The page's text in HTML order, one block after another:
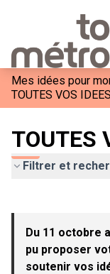
Mes idées pour
TOUTES VOS IDEES
TOUTES
Filtrer et
−
Du 11 octobre
pu proposer
soutenir vos